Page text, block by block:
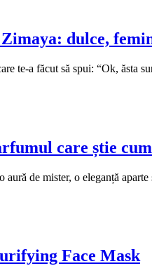
dulce,
te-a făcut să spui: “Ok, ăsta
care știe
de mister, o eleganță
Face Mask